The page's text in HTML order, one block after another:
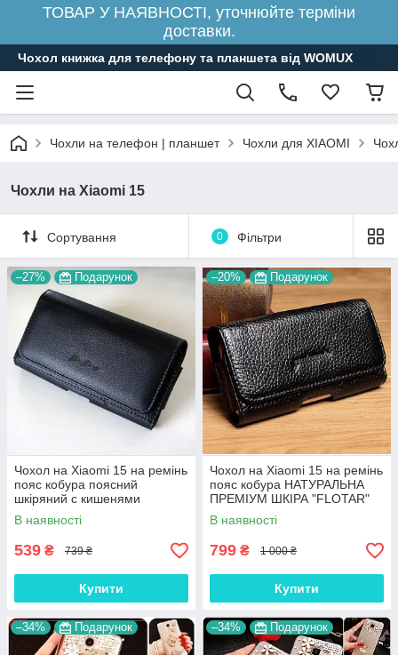
ТОВАР У НАЯВНОСТІ, уточнюйте терміни
доставки.
Чохол книжка для телефону та планшета від WOMUX
Чохли на телефон | планшет Чохли для XIAOMI
Чохли на Xiaomi 15
Сортування 0 Фільтри
–27% Подарунок
Чохол на Xiaomi 15 на ремінь
пояс кобура поясний
шкіряний c кишенями
"RAMOS"
В наявності
539 ₴ 739 ₴
Купити
–20% Подарунок
Чохол на Xiaomi 15 на ремінь
пояс кобура НАТУРАЛЬНА
ПРЕМІУМ ШКІРА "FLOTAR"
В наявності
799 ₴ 1 000 ₴
Купити
–34% Подарунок –34% Подарунок